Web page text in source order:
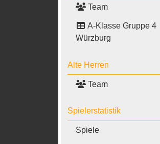
Team
A-Klasse Gruppe 4
Würzburg
Alte Herren
Team
Spielerstatistik
Spiele